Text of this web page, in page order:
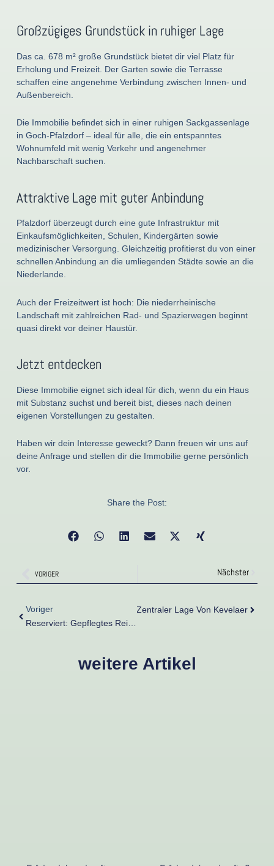
Großzügiges Grundstück in ruhiger Lage
Das ca. 678 m² große Grundstück bietet dir viel Platz für
Erholung und Freizeit. Der Garten sowie die Terrasse
schaffen eine angenehme Verbindung zwischen Innen- und
Außenbereich.
Die Immobilie befindet sich in einer ruhigen Sackgassenlage
in Goch-Pfalzdorf – ideal für alle, die ein entspanntes
Wohnumfeld mit wenig Verkehr und angenehmer
Nachbarschaft suchen.
Attraktive Lage mit guter Anbindung
Pfalzdorf überzeugt durch eine gute Infrastruktur mit
Einkaufsmöglichkeiten, Schulen, Kindergärten sowie
medizinischer Versorgung. Gleichzeitig profitierst du von einer
schnellen Anbindung an die umliegenden Städte sowie an die
Niederlande.
Auch der Freizeitwert ist hoch: Die niederrheinische
Landschaft mit zahlreichen Rad- und Spazierwegen beginnt
quasi direkt vor deiner Haustür.
Jetzt entdecken
Diese Immobilie eignet sich ideal für dich, wenn du ein Haus
mit Substanz suchst und bereit bist, dieses nach deinen
eigenen Vorstellungen zu gestalten.
Haben wir dein Interesse geweckt? Dann freuen wir uns auf
deine Anfrage und stellen dir die Immobilie gerne persönlich
vor.
Share the Post:
Zurück
VORIGER Nächster
Voriger
Reserviert: Gepflegtes Reihenhaus Mit Garten & Garage In Ruhiger Lage Von Sonsbeck
Mit Hof & Kamin In Zentraler Lage Von Kevelaer
weitere Artikel